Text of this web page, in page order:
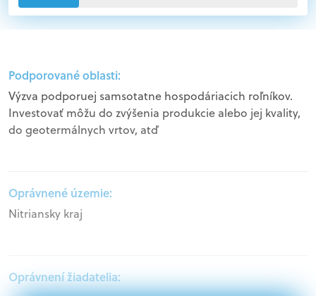
Podporované oblasti:
Výzva podporuej samsotatne hospodáriacich roľníkov.
Investovať môžu do zvýšenia produkcie alebo jej kvality,
do geotermálnych vrtov, atď
Oprávnené územie:
Nitriansky kraj
Oprávnení žiadatelia: